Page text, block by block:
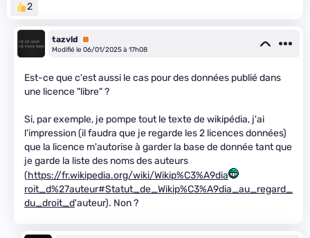
2
tazvld
Premium
Modifié le 06/01/2025 à 17h08
Est-ce que c'est aussi le cas pour des données publié dans
une licence "libre" ?
Si, par exemple, je pompe tout le texte de wikipédia, j'ai
l'impression (il faudra que je regarde les 2 licences données)
que la licence m'autorise à garder la base de donnée tant que
je garde la liste des noms des auteurs
(https://fr.wikipedia.org/wiki/Wikip%C3%A9dia
roit_d%27auteur#Statut_de_Wikip%C3%A9dia_au_regard_
du_droit_d'auteur). Non ?